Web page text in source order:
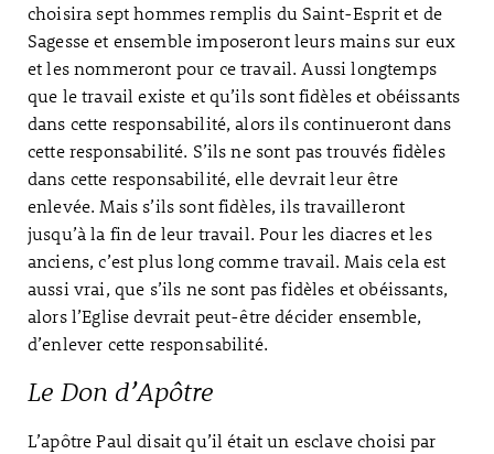
choisira sept hommes remplis du Saint-Esprit et de
Sagesse et ensemble imposeront leurs mains sur eux
et les nommeront pour ce travail. Aussi longtemps
que le travail existe et qu’ils sont fidèles et obéissants
dans cette responsabilité, alors ils continueront dans
cette responsabilité. S’ils ne sont pas trouvés fidèles
dans cette responsabilité, elle devrait leur être
enlevée. Mais s’ils sont fidèles, ils travailleront
jusqu’à la fin de leur travail. Pour les diacres et les
anciens, c’est plus long comme travail. Mais cela est
aussi vrai, que s’ils ne sont pas fidèles et obéissants,
alors l’Eglise devrait peut-être décider ensemble,
d’enlever cette responsabilité.
Le Don d’Apôtre
L’apôtre Paul disait qu’il était un esclave choisi par